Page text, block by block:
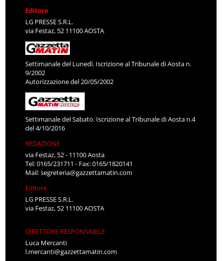
Editore
LG PRESSE S.R.L.
via Festaz, 52 11100 AOSTA
Settimanale del Lunedì. Iscrizione al Tribunale di Aosta n.
9/2002
Autorizzazione del 20/05/2002
Settimanale del Sabato. Iscrizione al Tribunale di Aosta n.4
del 4/10/2016
REDAZIONE
via Festaz, 52 - 11100 Aosta
Tel: 0165/231711 - Fax: 0165/1820141
Mail:segreteria@gazzettamatin.com
Editore
LG PRESSE S.R.L.
via Festaz, 52 11100 AOSTA
DIRETTORE RESPONSABILE
Luca Mercanti
l.mercanti@gazzettamatin.com